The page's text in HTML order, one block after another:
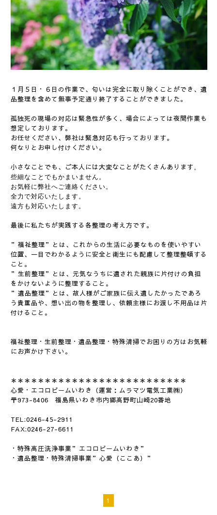
１月５日・６日の作業で、匂いは完全に取り除くことができ、遺
品整理を含めて無事予定通り終了することができました。
孤独死の現場の対応は緊急性が多く、場合によっては夜間作業も
想定しております。
お任せください、弊社は緊急対応も行っております。
何なりとお申し付けください。
小さなことでも、ご本人には大変なことがたくさんあります 。
些細なことでもかまいません。
お気軽に弊社へご連絡ください。
全力で対応いたします。
遠方も対応いたします。
最後に私たちが実践する各整理の考え方です。
”福祉整理”とは、これからの生活に必要なものを使いやすい
位置、一目でわかるように安全と衛生にも配慮して整理整頓する
こと。
”生前整理”とは、元気なうちに遺された親族に片付けの負担
をかけないように整理すること。
”遺品整理”とは、故人様がご家族に伝え遺したかったであろ
う貴重品や、想い出の物を整理し、依頼主様にお渡し不用品は片
付けること。
福祉整理・生前整理・遺品整理・特殊清掃でお困りの方はお気軽
にお声かけ下さい。
＊＊＊＊＊＊＊＊＊＊＊＊＊＊＊＊＊＊＊＊＊＊＊ ＊＊＊
心愛・エコロビームいわき（運営：ムラマツ電気工業㈱）
〒973-8406 福島県いわき市内郷高野町山崎20番地
TEL:0246-45-2911
FAX:0246-27-6611
・特殊高圧洗浄事業”エコロビームいわき”
・遺品整理・特殊清掃事業”心愛（ここあ）”
1